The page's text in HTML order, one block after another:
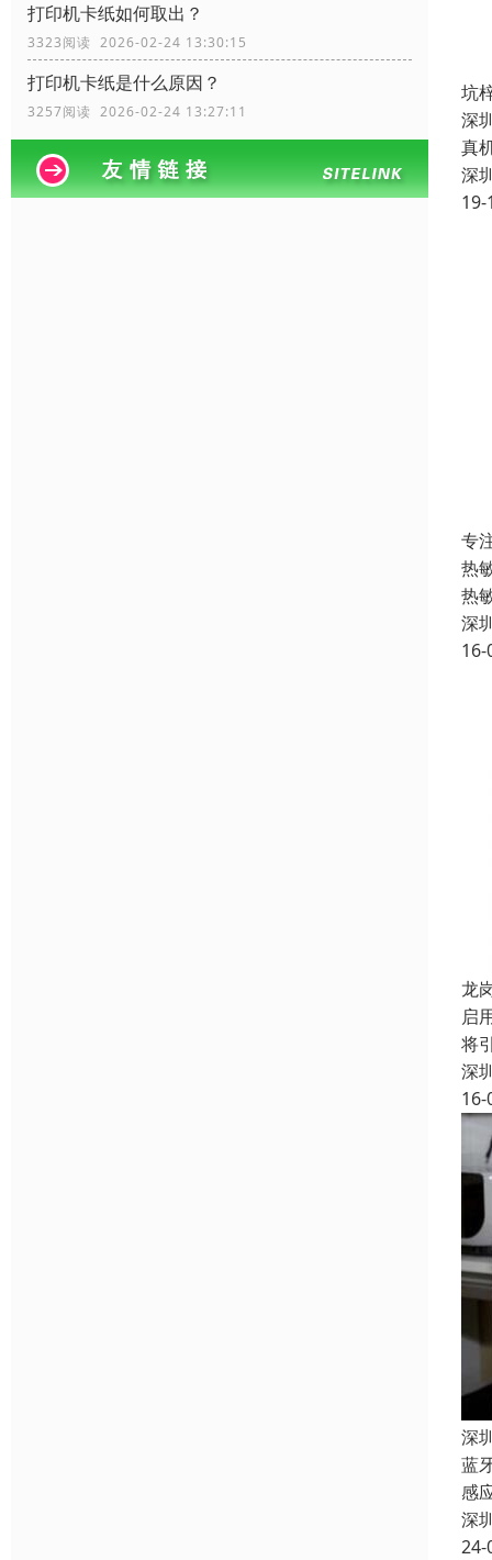
打印机卡纸如何取出？
3323阅读 2026-02-24 13:30:15
打印机卡纸是什么原因？
3257阅读 2026-02-24 13:27:11
坑
深
真
深
19-
专
热
热
深
16-
龙
启
将
深
16-
深
蓝
感
深
24-